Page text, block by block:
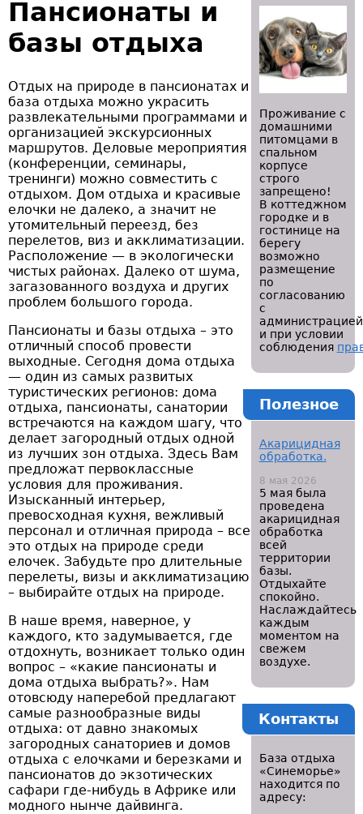
Пансионаты и
базы отдыха
Отдых на природе в пансионатах и
база отдыха можно украсить
развлекательными программами и
организацией экскурсионных
маршрутов. Деловые мероприятия
(конференции, семинары,
тренинги) можно совместить с
отдыхом. Дом отдыха и красивые
елочки не далеко, а значит не
утомительный переезд, без
перелетов, виз и акклиматизации.
Расположение — в экологически
чистых районах. Далеко от шума,
загазованного воздуха и других
проблем большого города.
Пансионаты и базы отдыха – это
отличный способ провести
выходные. Сегодня дома отдыха
— один из самых развитых
туристических регионов: дома
отдыха, пансионаты, санатории
встречаются на каждом шагу, что
делает загородный отдых одной
из лучших зон отдыха. Здесь Вам
предложат первоклассные
условия для проживания.
Изысканный интерьер,
превосходная кухня, вежливый
персонал и отличная природа – все
это отдых на природе среди
елочек. Забудьте про длительные
перелеты, визы и акклиматизацию
– выбирайте отдых на природе.
В наше время, наверное, у
каждого, кто задумывается, где
отдохнуть, возникает только один
вопрос – «какие пансионаты и
дома отдыха выбрать?». Нам
отовсюду наперебой предлагают
самые разнообразные виды
отдыха: от давно знакомых
загородных санаториев и домов
отдыха с елочками и березками и
пансионатов до экзотических
сафари где-нибудь в Африке или
модного нынче дайвинга.
Проживание с
домашними
питомцами в
спальном
корпусе
строго
запрещено!
В коттеджном
городке и в
гостинице на
берегу
возможно
размещение
по
согласованию
с
администрацией
и при условии
соблюдения
Полезное
Акарицидная
обработка.
8 мая 2026
5 мая была
проведена
акарицидная
обработка
всей
территории
базы.
Отдыхайте
спокойно.
Наслаждайтесь
каждым
моментом на
свежем
воздухе.
Контакты
База отдыха
«Синеморье»
находится по
адресу: